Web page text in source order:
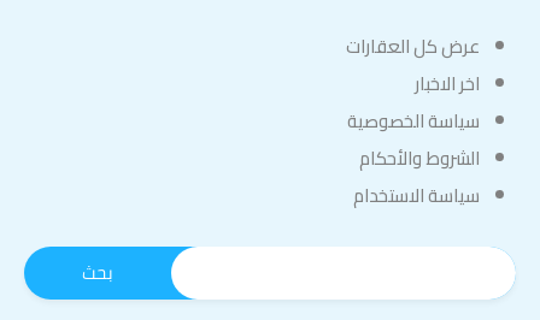
عرض كل العقارات
اخر الاخبار
سياسة الخصوصية
الشروط والأحكام
سياسة الاستخدام